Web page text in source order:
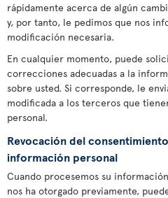
rápidamente acerca de algún
y, por tanto, le pedimos que nos
modificación necesaria.
En cualquier momento, puede
correcciones adecuadas a la
sobre usted. Si corresponde, le
modificada a los terceros que
personal.
Revocación del
información personal
Cuando procesemos su
nos ha otorgado previamente,